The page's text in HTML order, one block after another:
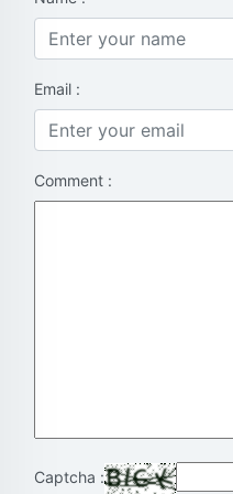
Email :
Comment :
Captcha :